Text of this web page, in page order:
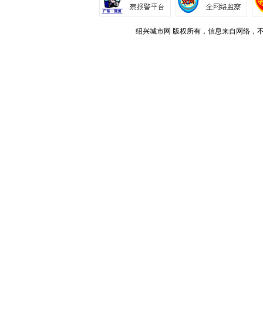
绍兴城市网 版权所有，信息来自网络，